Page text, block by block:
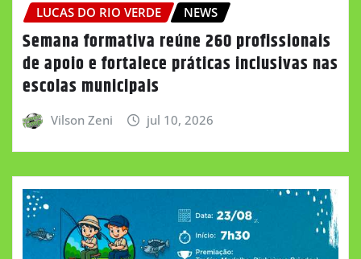
LUCAS DO RIO VERDE NEWS
Semana formativa reúne 260 profissionais
de apoio e fortalece práticas inclusivas nas
escolas municipais
Vilson Zeni jul 10, 2026